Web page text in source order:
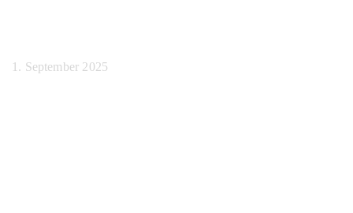
1. September 2025